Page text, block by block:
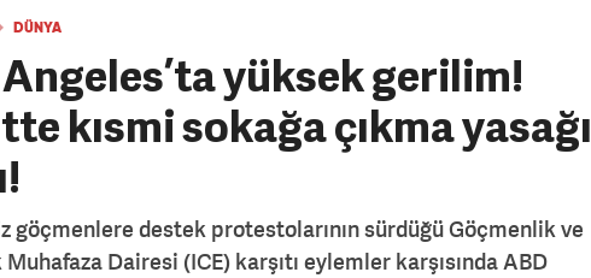
DÜNYA
yüksek gerilim!
kısmi sokağa çıkma yasağı
göçmenlere destek protestolarının sürdüğü Göçmenlik ve
Dairesi (ICE) karşıtı eylemler karşısında ABD